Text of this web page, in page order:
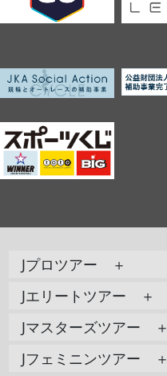
Jプロツアー ＋
Jエリートツアー ＋
Jマスターズツアー ＋
Jフェミニンツアー ＋